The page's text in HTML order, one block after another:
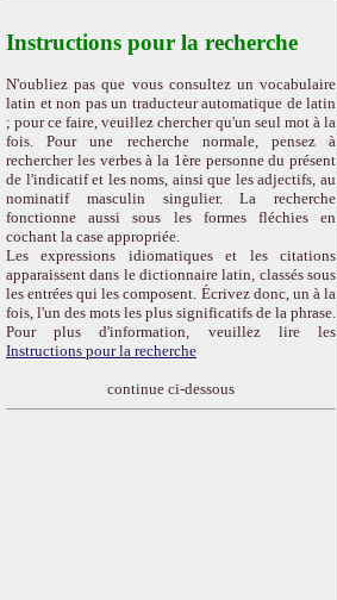
Instructions pour la recherche
N'oubliez pas que vous consultez un vocabulaire
latin et non pas un traducteur automatique de latin
; pour ce faire, veuillez chercher qu'un seul mot à la
fois. Pour une recherche normale, pensez à
rechercher les verbes à la 1ère personne du présent
de l'indicatif et les noms, ainsi que les adjectifs, au
nominatif masculin singulier. La recherche
fonctionne aussi sous les formes fléchies en
cochant la case appropriée.
Les expressions idiomatiques et les citations
apparaissent dans le dictionnaire latin, classés sous
les entrées qui les composent. Écrivez donc, un à la
fois, l'un des mots les plus significatifs de la phrase.
Pour plus d'information, veuillez lire les
Instructions pour la recherche
continue ci-dessous